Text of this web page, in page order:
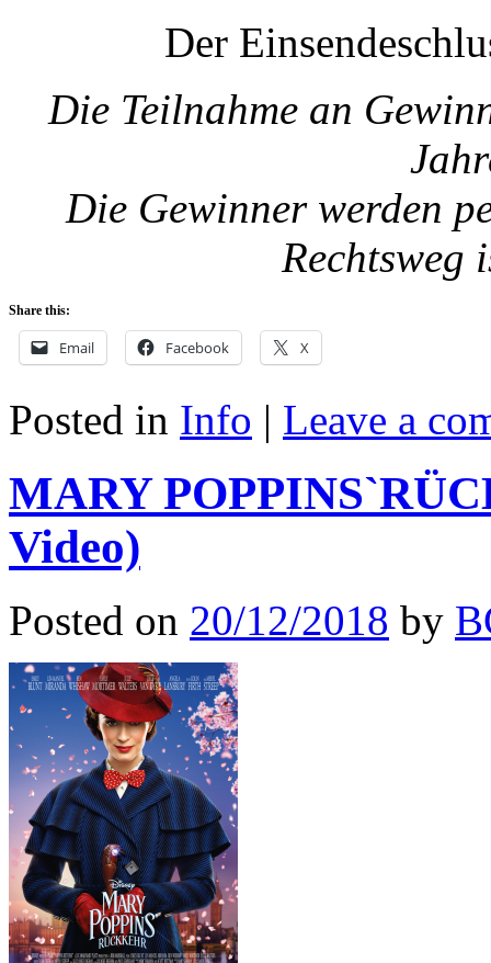
Der
Die Teilnahme an
Die Gewinner werden
Rechtsweg
Share this:
Email Facebook X
Posted in Info | Leave a
MARY
Video)
Posted on 20/12/2018 by